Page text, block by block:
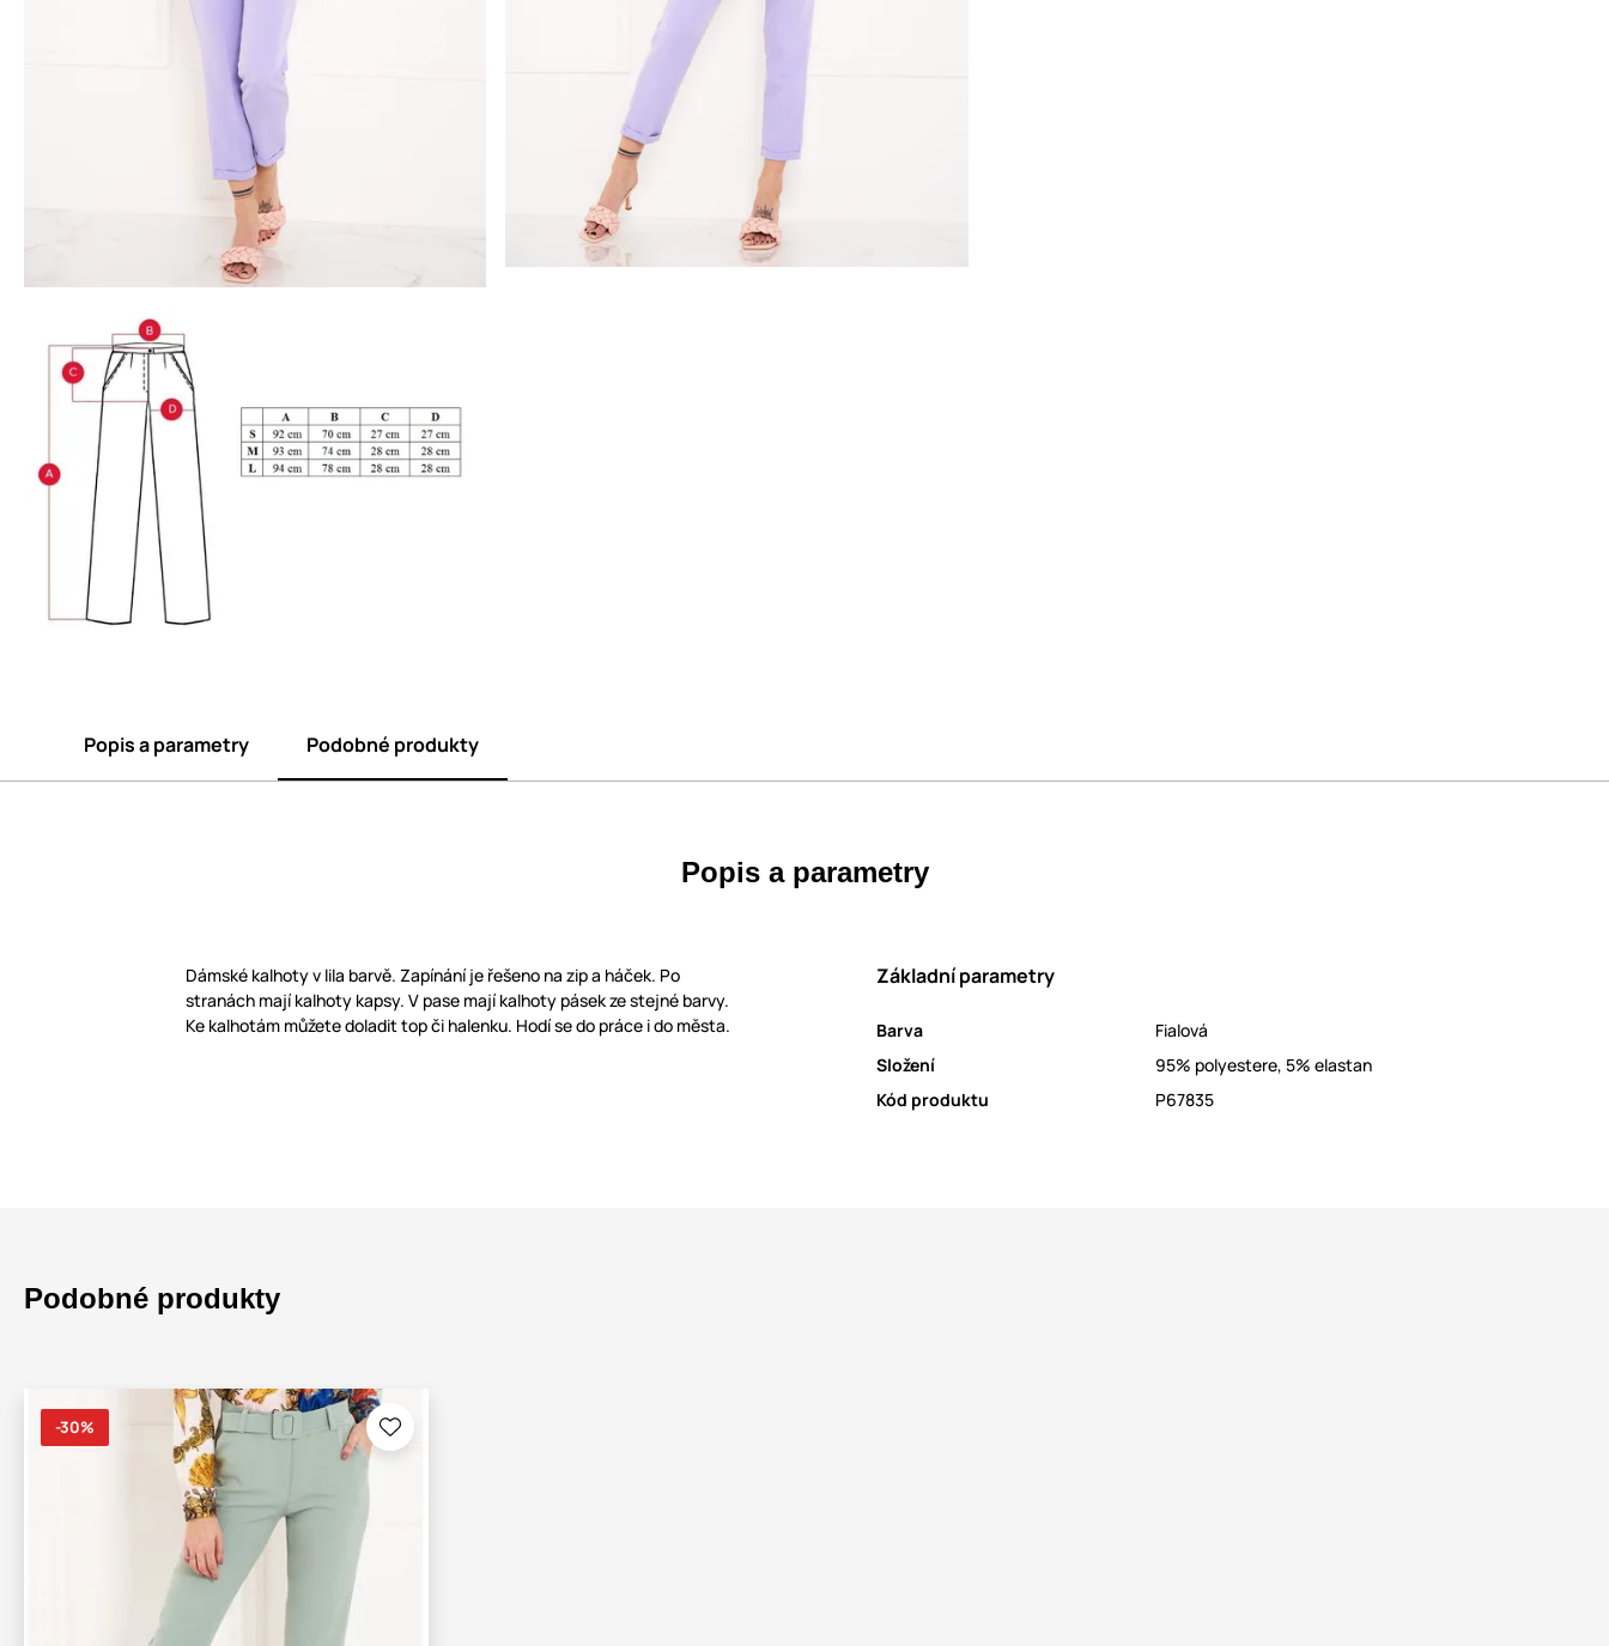
Popis a parametry Podobné produkty
Popis a parametry
Dámské kalhoty v lila barvě. Zapínání je řešeno na zip a háček. Po
stranách mají kalhoty kapsy. V pase mají kalhoty pásek ze stejné barvy.
Ke kalhotám můžete doladit top či halenku. Hodí se do práce i do města.
Základní parametry
Barva
Fialová
Složení
95% polyestere, 5% elastan
Kód produktu
P67835
Podobné produkty
-30%